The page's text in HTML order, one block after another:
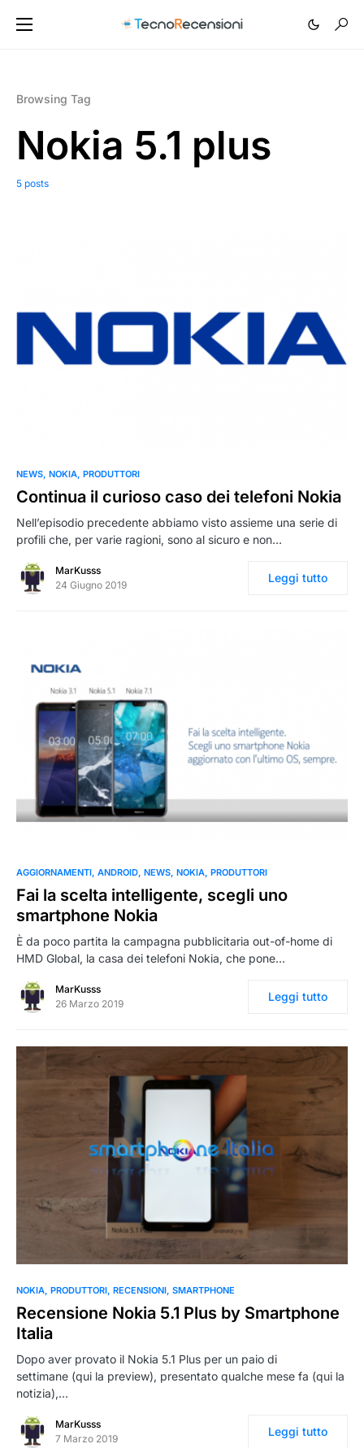
Browsing Tag
Nokia 5.1 plus
5 posts
0
NEWS NOKIA PRODUTTORI
Continua il curioso caso dei telefoni Nokia
Nell’episodio precedente abbiamo visto assieme una serie di
profili che, per varie ragioni, sono al sicuro e non…
MarKusss
24 Giugno 2019
Leggi tutto
0
AGGIORNAMENTI ANDROID NEWS NOKIA PRODUTTORI
Fai la scelta intelligente, scegli uno
smartphone Nokia
È da poco partita la campagna pubblicitaria out-of-home di
HMD Global, la casa dei telefoni Nokia, che pone…
MarKusss
26 Marzo 2019
Leggi tutto
0
NOKIA PRODUTTORI RECENSIONI SMARTPHONE
Recensione Nokia 5.1 Plus by Smartphone
Italia
Dopo aver provato il Nokia 5.1 Plus per un paio di
settimane (qui la preview), presentato qualche mese fa (qui la
notizia),…
MarKusss
7 Marzo 2019
Leggi tutto